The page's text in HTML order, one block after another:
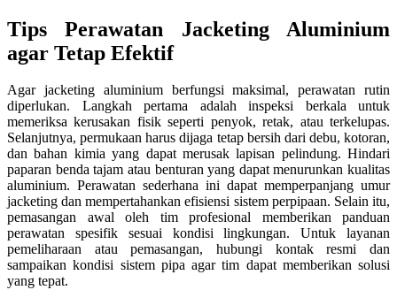
Tips Perawatan Jacketing Aluminium
agar Tetap Efektif
Agar jacketing aluminium berfungsi maksimal, perawatan rutin
diperlukan. Langkah pertama adalah inspeksi berkala untuk
memeriksa kerusakan fisik seperti penyok, retak, atau terkelupas.
Selanjutnya, permukaan harus dijaga tetap bersih dari debu, kotoran,
dan bahan kimia yang dapat merusak lapisan pelindung. Hindari
paparan benda tajam atau benturan yang dapat menurunkan kualitas
aluminium. Perawatan sederhana ini dapat memperpanjang umur
jacketing dan mempertahankan efisiensi sistem perpipaan. Selain itu,
pemasangan awal oleh tim profesional memberikan panduan
perawatan spesifik sesuai kondisi lingkungan. Untuk layanan
pemeliharaan atau pemasangan, hubungi kontak resmi dan
sampaikan kondisi sistem pipa agar tim dapat memberikan solusi
yang tepat.